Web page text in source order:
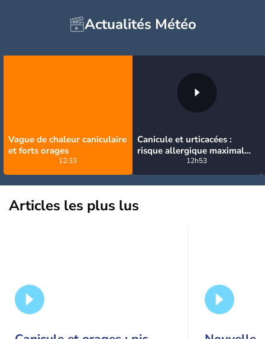
Actualités Météo
Vague de chaleur caniculaire
et forts orages
12:33
Canicule et urticacées :
risque allergique maximal
niveau 5 sur presque toute
la France lundi
12h53
Articles les plus lus